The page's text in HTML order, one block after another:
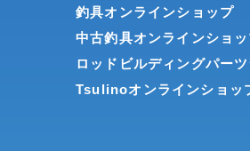
釣具オンラインショップ
中古釣具オンラインショ
ロッドビルディングパー
Tsulinoオンラインショッ